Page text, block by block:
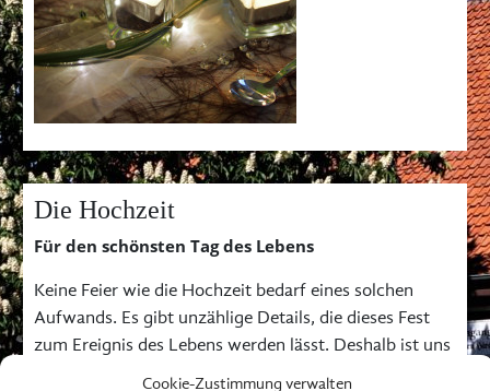
Cookie-Zustimmung verwalten
Die Hochzeit
Für den schönsten Tag des Lebens
Keine Feier wie die Hochzeit bedarf eines solchen
Aufwands. Es gibt unzählige Details, die dieses Fest
zum Ereignis des Lebens werden lässt. Deshalb ist uns
gerade bei diesem Fest so wichtig, dass Sie uns die